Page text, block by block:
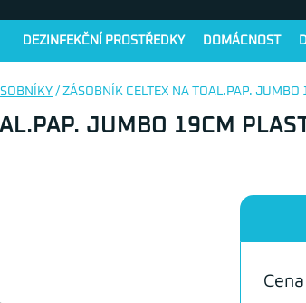
DEZINFEKČNÍ PROSTŘEDKY DOMÁCNOST
/ ZÁSOBNÍK CELTEX NA TOAL.PAP. JUMBO
JUMBO 19CM PLAST